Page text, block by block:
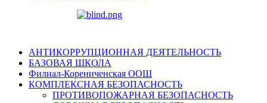
АНТИКОРРУПЦИОННАЯ ДЕЯТЕЛЬНОСТЬ
БАЗОВАЯ ШКОЛА
Филиал-Корениченская ООШ
КОМПЛЕКСНАЯ БЕЗОПАСНОСТЬ
ПРОТИВОПОЖАРНАЯ БЕЗОПАСНОСТЬ